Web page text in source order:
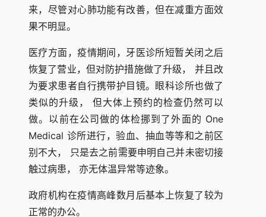
来，尽管对心肺功能有改善，但在减重方面效
果不明显。
医疗方面，疫情期间，牙医诊所短暂关闭之后
恢复了营业，但对防护措施做了升级， 并且改
为要求患者自行携带护目镜。眼科诊所也做了
类似的升级， 但大体上预约的检查仍然可以
做。以前在公司做的体检挪到了外面的 One
Medical 诊所进行，验血、抽血等等和之前区
别不大， 只是去之前需要申明自己并未密切接
触过病患， 亦无体温异常等迹象。
政府机构在疫情高峰数月后基本上恢复了较为
正常的办公。